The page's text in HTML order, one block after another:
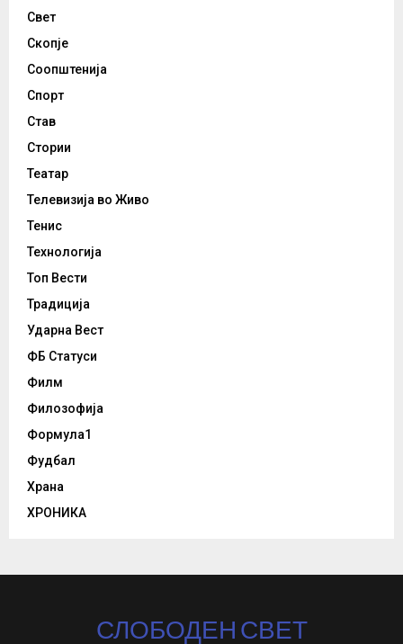
Свет
Скопје
Соопштенија
Спорт
Став
Стории
Театар
Телевизија во Живо
Тенис
Технологија
Топ Вести
Традиција
Ударна Вест
ФБ Статуси
Филм
Филозофија
Формула1
Фудбал
Храна
ХРОНИКА
СЛОБОДЕН СВЕТ